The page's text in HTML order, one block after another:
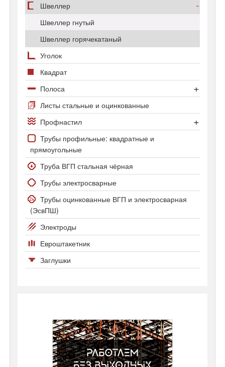
Арматура А1
Арматура А3 25Г2С
Арматура А3 35ГС
Арматура Ат800
Сортамент двутавров
Двутавр колонный
Двутавр нормальный
Двутавр широкополочный
Швеллер
Швеллер гнутый
Швеллер горячекатаный
Уголок
Квадрат
Полоса
Полоса стальная
Полоса оцинкованная
Листы стальные и оцинкованные
Профнастил
Профнастил С-8
Профнастил С20 и С21
Трубы профильные: квадратные и
прямоугольные
Труба ВГП стальная чёрная
Трубы электросварные
Трубы оцинкованные ВГП и электросварная
(ЭсвПШ)
Электроды
Евроштакетник
Заглушки